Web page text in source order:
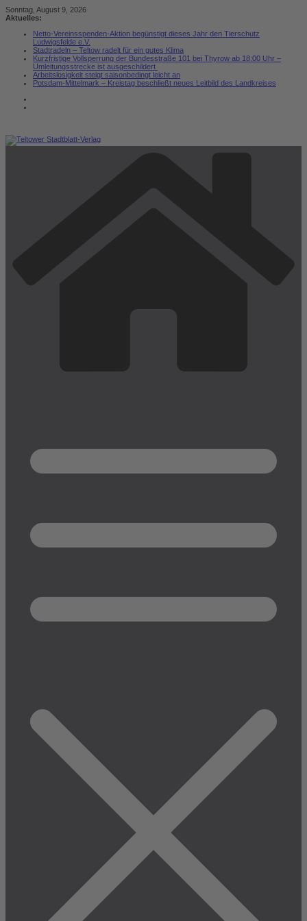
Zum
Inhalt
Sonntag, August 9, 2026
Aktuelles:
Netto-Vereinsspenden-Aktion begünstigt dieses Jahr den Tierschutz
Ludwigsfelde e.V.
Stadtradeln – Teltow radelt für ein gutes Klima
Kurzfristige Vollsperrung der Bundesstraße 101 bei Thyrow ab 18:00 Uhr –
Umleitungsstrecke ist ausgeschildert
Arbeitslosigkeit steigt saisonbedingt leicht an
Potsdam-Mittelmark – Kreistag beschließt neues Leitbild des Landkreises